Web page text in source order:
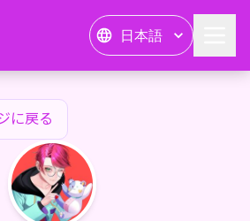
日本語
ム
に戻る
ム — 24karat